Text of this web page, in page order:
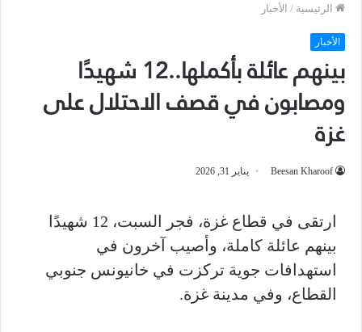
الرئيسية / الأخبار
الأخبار
بينهم عائلة بأكملها..12 شهيدًا
ومصابون في قصف الاحتلال على
غزة
Beesan Kharoof يناير 31, 2026
ارتقى في قطاع غزة، فجر السبت، 12 شهيدًا
بينهم عائلة كاملة، وأصيب آخرون في
استهدافات جوية تركزت في خانيونس جنوبي
القطاع، وفي مدينة غزة.